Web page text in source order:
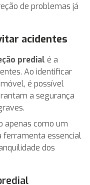
de problemas já
acidentes
predial é a
Ao identificar
é possível
a segurança
apenas como um
ferramenta essencial
dos